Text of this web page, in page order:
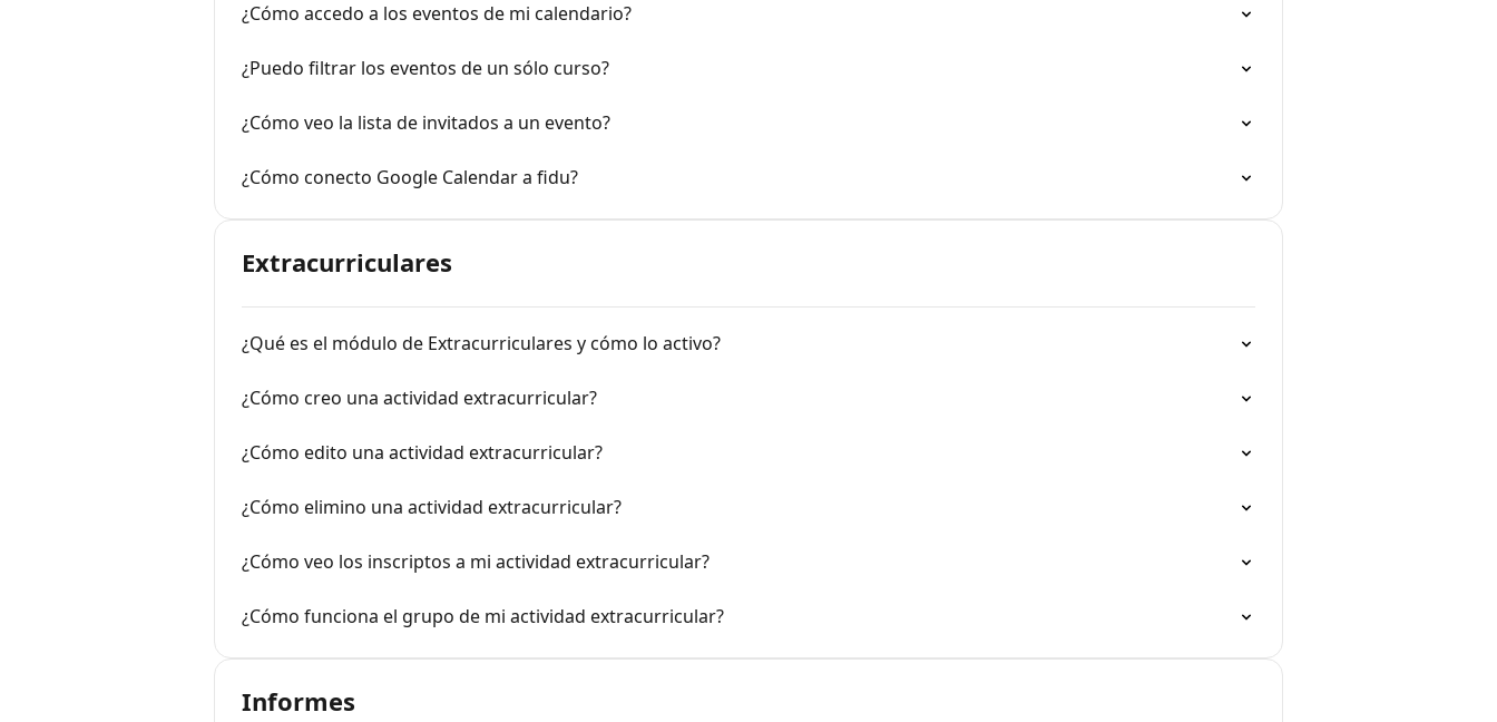
¿Cómo accedo a los eventos de mi calendario?
¿Puedo filtrar los eventos de un sólo curso?
¿Cómo veo la lista de invitados a un evento?
¿Cómo conecto Google Calendar a fidu?
Extracurriculares
¿Qué es el módulo de Extracurriculares y cómo lo activo?
¿Cómo creo una actividad extracurricular?
¿Cómo edito una actividad extracurricular?
¿Cómo elimino una actividad extracurricular?
¿Cómo veo los inscriptos a mi actividad extracurricular?
¿Cómo funciona el grupo de mi actividad extracurricular?
Informes